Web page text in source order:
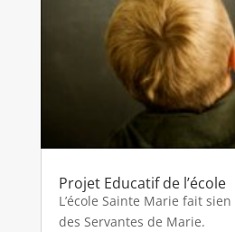
Projet Educatif de l’école
L’école Sainte Marie fait
des Servantes de Marie.